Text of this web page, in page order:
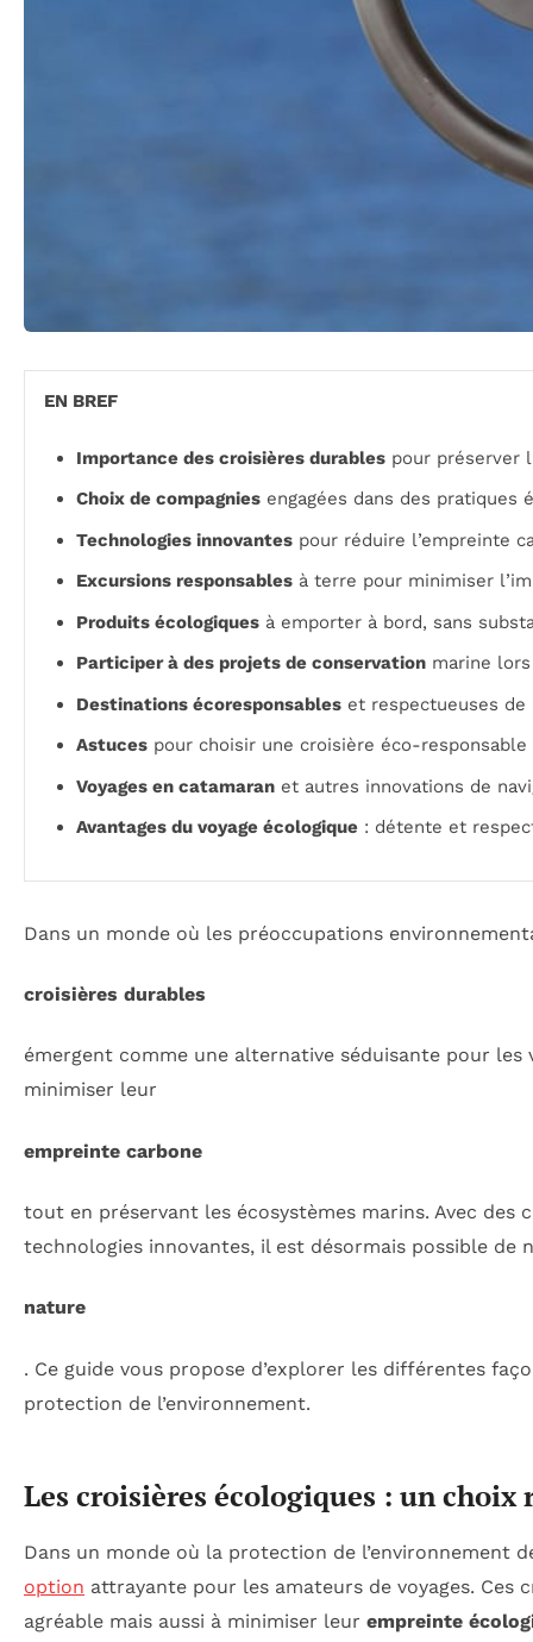
EN BREF
Importance des croisières durables pour préserver
Choix de compagnies engagées dans des pratiques
Technologies innovantes pour réduire l’empreinte
Excursions responsables à terre pour minimiser
Produits écologiques à emporter à bord, sans
Participer à des projets de conservation marine
Destinations écoresponsables et respectueuses de
Astuces pour choisir une croisière éco-responsable
Voyages en catamaran et autres innovations de
Avantages du voyage écologique : détente et
Dans un monde où les préoccupations
croisières durables
émergent comme une alternative séduisante pour les
minimiser leur
empreinte carbone
tout en préservant les écosystèmes marins. Avec
technologies innovantes, il est désormais possible de
nature
. Ce guide vous propose d’explorer les différentes
protection de l’environnement.
Les croisières écologiques : un choix
Dans un monde où la protection de l’environnement
option attrayante pour les amateurs de voyages. Ces
agréable mais aussi à minimiser leur empreinte